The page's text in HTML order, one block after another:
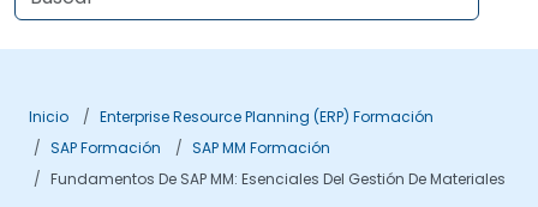
Inicio
Enterprise Resource Planning (ERP) Formación
SAP Formación
SAP MM Formación
Fundamentos De SAP MM: Esenciales Del Gestión De Materiales